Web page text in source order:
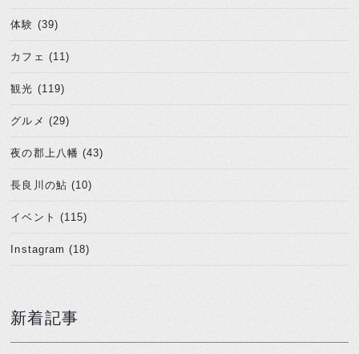
体験 (39)
カフェ (11)
観光 (119)
グルメ (29)
夜の郡上八幡 (43)
長良川の鮎 (10)
イベント (115)
Instagram (18)
新着記事